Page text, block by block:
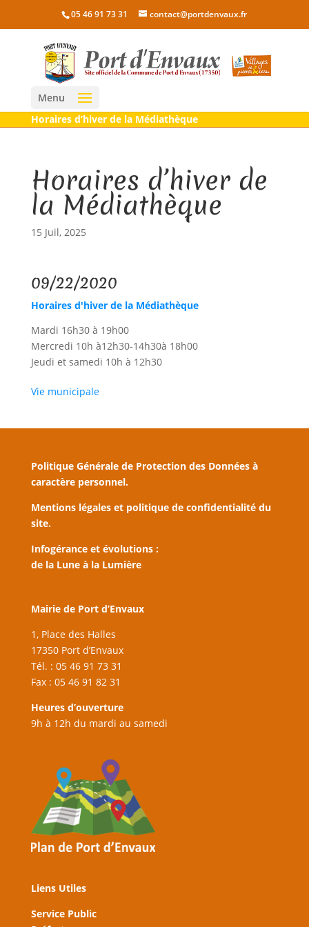
05 46 91 73 31 contact@portdenvaux.fr
Menu
Horaires d’hiver de la Médiathèque
Horaires d’hiver de
la Médiathèque
15 Juil, 2025
09/22/2020
Horaires d'hiver de la Médiathèque
Mardi 16h30 à 19h00
Mercredi 10h à12h30-14h30à 18h00
Jeudi et samedi 10h à 12h30
Vie municipale
Politique Générale de Protection des Données à
caractère personnel.
Mentions légales et politique de confidentialité du
site.
Infogérance et évolutions :
de la Lune à la Lumière
Mairie de Port d’Envaux
1, Place des Halles
17350 Port d’Envaux
Tél. : 05 46 91 73 31
Fax : 05 46 91 82 31
Heures d’ouverture
9h à 12h du mardi au samedi
Liens Utiles
Service Public